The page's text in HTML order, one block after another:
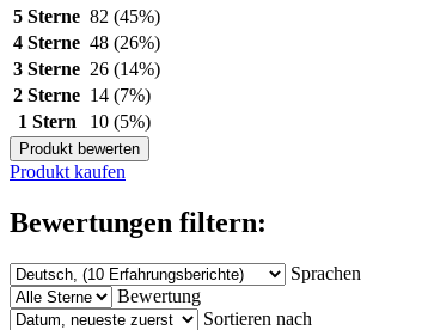
5 Sterne 82 (45%)
4 Sterne 48 (26%)
3 Sterne 26 (14%)
2 Sterne 14 (7%)
1 Stern
10 (5%)
Produkt bewerten
Produkt kaufen
Bewertungen filtern:
Sprachen
Bewertung
Sortieren nach